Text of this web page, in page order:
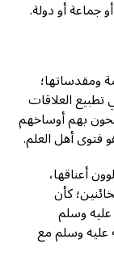
جماعة أو دولة.
ومقدساتها؛
تطبيع العلاقات
بهم أوساخهم
فتوى أهل العلم.
أعناقها،
كأن
وسلم
وسلم مع